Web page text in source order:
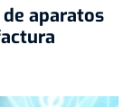
aparatos